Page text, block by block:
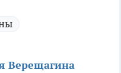
Верещагина